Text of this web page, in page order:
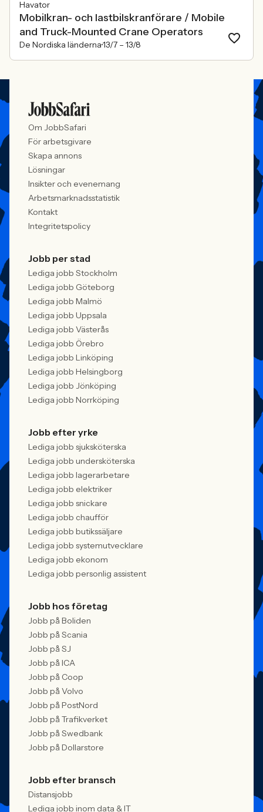
Havator
Mobilkran- och lastbilskranförare / Mobile
and Truck-Mounted Crane Operators
De Nordiska länderna13/7 – 13/8
Om JobbSafari
För arbetsgivare
Skapa annons
Lösningar
Insikter och evenemang
Arbetsmarknadsstatistik
Kontakt
Integritetspolicy
Jobb per stad
Lediga jobb Stockholm
Lediga jobb Göteborg
Lediga jobb Malmö
Lediga jobb Uppsala
Lediga jobb Västerås
Lediga jobb Örebro
Lediga jobb Linköping
Lediga jobb Helsingborg
Lediga jobb Jönköping
Lediga jobb Norrköping
Jobb efter yrke
Lediga jobb sjuksköterska
Lediga jobb undersköterska
Lediga jobb lagerarbetare
Lediga jobb elektriker
Lediga jobb snickare
Lediga jobb chaufför
Lediga jobb butikssäljare
Lediga jobb systemutvecklare
Lediga jobb ekonom
Lediga jobb personlig assistent
Jobb hos företag
Jobb på Boliden
Jobb på Scania
Jobb på SJ
Jobb på ICA
Jobb på Coop
Jobb på Volvo
Jobb på PostNord
Jobb på Trafikverket
Jobb på Swedbank
Jobb på Dollarstore
Jobb efter bransch
Distansjobb
Lediga jobb inom data & IT